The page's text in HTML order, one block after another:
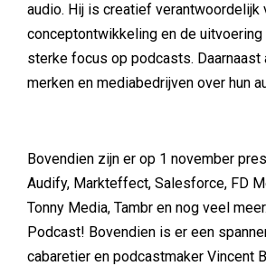
audio. Hij is creatief verantwoordelijk
conceptontwikkeling en de uitvoering
sterke focus op podcasts. Daarnaast
merken en mediabedrijven over hun
Bovendien zijn er op 1 november
Audify, Markteffect, Salesforce, FD
Tonny Media, Tambr en nog veel
Podcast! Bovendien is er een
cabaretier en podcastmaker Vincent